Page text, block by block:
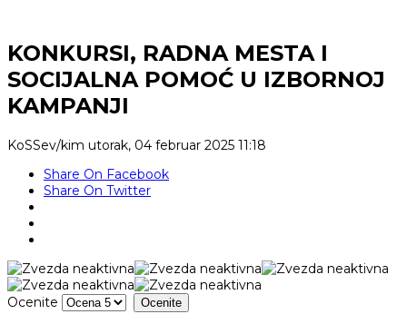
KONKURSI, RADNA MESTA I
SOCIJALNA POMOĆ U IZBORNOJ
KAMPANJI
KoSSev/kim utorak, 04 februar 2025 11:18
Share On Facebook
Share On Twitter
Ocenite